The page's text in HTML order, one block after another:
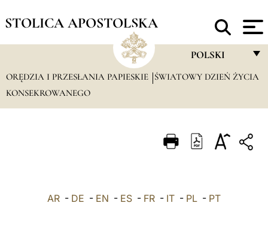
STOLICA APOSTOLSKA
POLSKI
FRANÇAIS
PORTUGUÊS
DEUTSCH
ORĘDZIA I PRZESŁANIA PAPIESKIE
ŚWIATOWY DZIEŃ ŻYCIA
KONSEKROWANEGO
AR - DE - EN - ES - FR - IT - PL - PT